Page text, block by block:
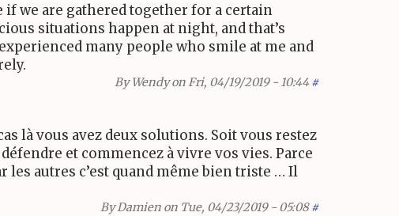
we are gathered together for a certain
situations happen at night, and that’s
many people who smile at me and
ByWendyon Fri, 04/19/2019 - 10:44 #
là vous avez deux solutions. Soit vous restez
et commencez à vivre vos vies. Parce
autres c’est quand même bien triste … Il
ByDamien on Tue, 04/23/2019 - 05:08 #